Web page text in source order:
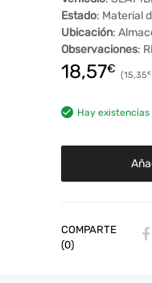
Estado: Material
Ubicación:
Observaciones:
18,57€ 15,35€
Hay existencias
COMPARTE
(0)